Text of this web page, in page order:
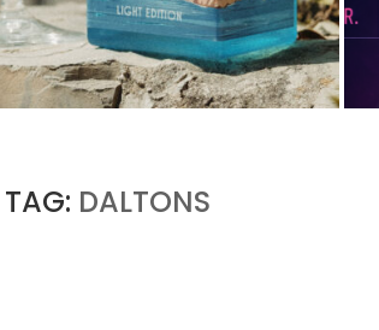
CHERCHE L’INTENSITÉ À VINGT
DEGRÉS
byPASCAL IAKOVOU
TAG: DALTONS